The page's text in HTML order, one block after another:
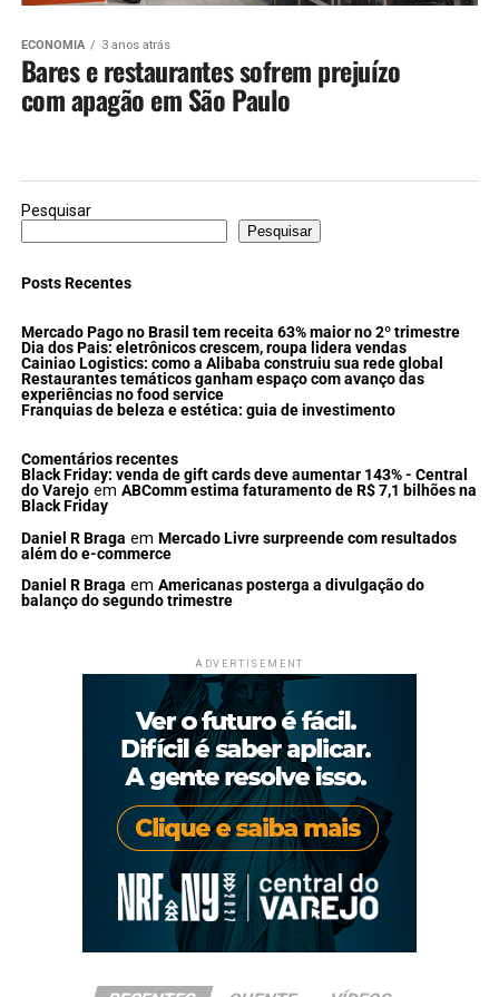
ECONOMIA 3 anos atrás
Bares e restaurantes sofrem prejuízo
com apagão em São Paulo
Pesquisar
Pesquisar
Posts Recentes
Mercado Pago no Brasil tem receita 63% maior no 2º trimestre
Dia dos Pais: eletrônicos crescem, roupa lidera vendas
Cainiao Logistics: como a Alibaba construiu sua rede global
Restaurantes temáticos ganham espaço com avanço das
experiências no food service
Franquias de beleza e estética: guia de investimento
Comentários recentes
Black Friday: venda de gift cards deve aumentar 143% - Central
do Varejoem ABComm estima faturamento de R$ 7,1 bilhões na
Black Friday
Daniel R Braga em Mercado Livre surpreende com resultados
além do e-commerce
Daniel R Braga em Americanas posterga a divulgação do
balanço do segundo trimestre
ADVERTISEMENT